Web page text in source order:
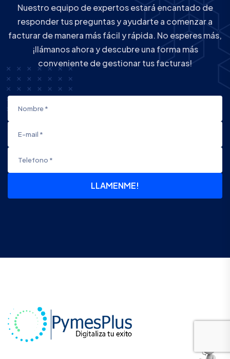
Nuestro equipo de expertos estará encantado de
responder tus preguntas y ayudarte a comenzar a
facturar de manera más fácil y rápida. No esperes más,
¡llámanos ahora y descubre una forma más
conveniente de gestionar tus facturas!
LLAMENME!